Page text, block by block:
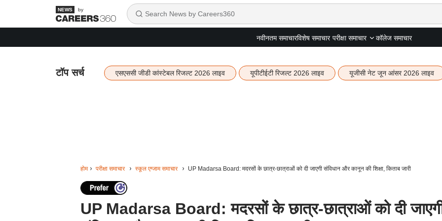
by
नवीनतम समाचारविशेष समाचार परीक्षा समाचार कॉलेज समाचार
टॉप सर्च एसएससी जीडी कांस्टेबल रिजल्ट 2026 लाइव यूपीटीईटी रिजल्ट 2026 लाइव यूजीसी नेट जून आंसर 2026 लाइव
होम परीक्षा समाचार स्कूल एग्जाम समाचार UP Madarsa Board: मदरसों के छात्र-छात्राओं को दी जाएगी संविधान और कानून की शिक्षा, किताब जारी
UP Madarsa Board: मदरसों के छात्र-छात्राओं को दी